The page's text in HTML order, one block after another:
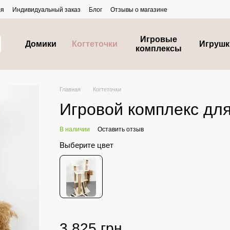
Индивидуальный заказ Блог Отзывы о магазине
Домики Когтеточки
Игровые
комплексы
Главная Когтеточки
Игровой комплекс
В наличии Оставить отзыв
Выберите цвет